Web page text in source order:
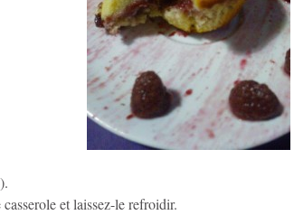
et laissez-le refroidir.